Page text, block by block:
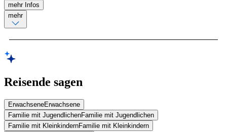
mehr Infos
mehr
Reisende sagen
ErwachseneErwachsene
Familie mit JugendlichenFamilie mit Jugendlichen
Familie mit KleinkindernFamilie mit Kleinkindern